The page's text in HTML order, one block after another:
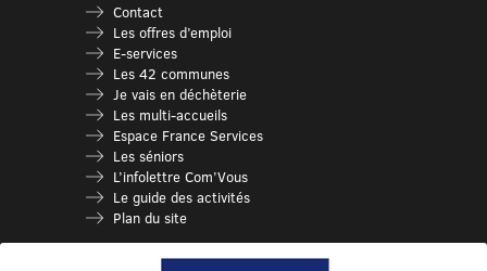
Contact
Les offres d’emploi
E-services
Les 42 communes
Je vais en déchèterie
Les multi-accueils
Espace France Services
Les séniors
L’infolettre Com’Vous
Le guide des activités
Plan du site